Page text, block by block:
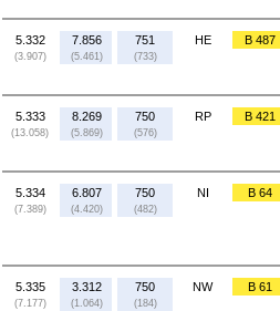
5.332
(3.907)
7.856
(5.461)
751
(733)
HE B 487
5.333
(13.058)
8.269
(5.869)
750
(576)
RP B 421
5.334
(7.389)
6.807
(4.420)
750
(482)
NI B 64
5.335
(7.177)
3.312
(1.064)
750
(184)
NW B 61